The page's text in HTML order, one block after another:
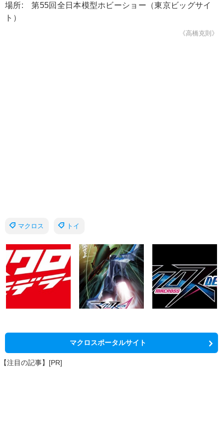
場所: 第55回全日本模型ホビーショー（東京ビッグサイ
ト）
《高橋克則》
マクロス トイ
マクロスポータルサイト
【注目の記事】[PR]